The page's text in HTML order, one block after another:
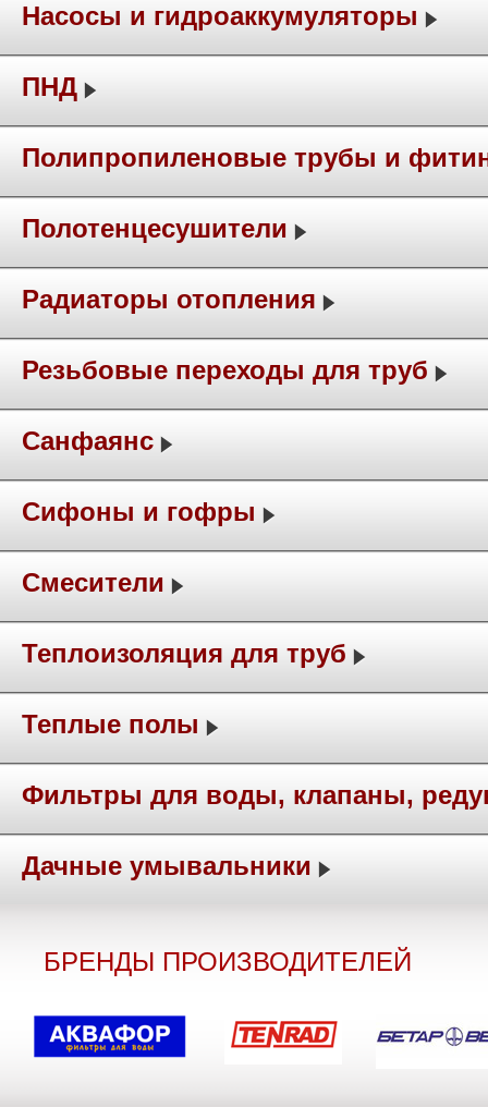
Насосы и гидроаккумуляторы
ПНД
Полипропиленовые трубы и
Полотенцесушители
Радиаторы отопления
Резьбовые переходы для труб
Санфаянс
Сифоны и гофры
Смесители
Теплоизоляция для труб
Теплые полы
Фильтры для воды, клапаны,
Дачные умывальники
БРЕНДЫ ПРОИЗВОДИТЕЛЕЙ